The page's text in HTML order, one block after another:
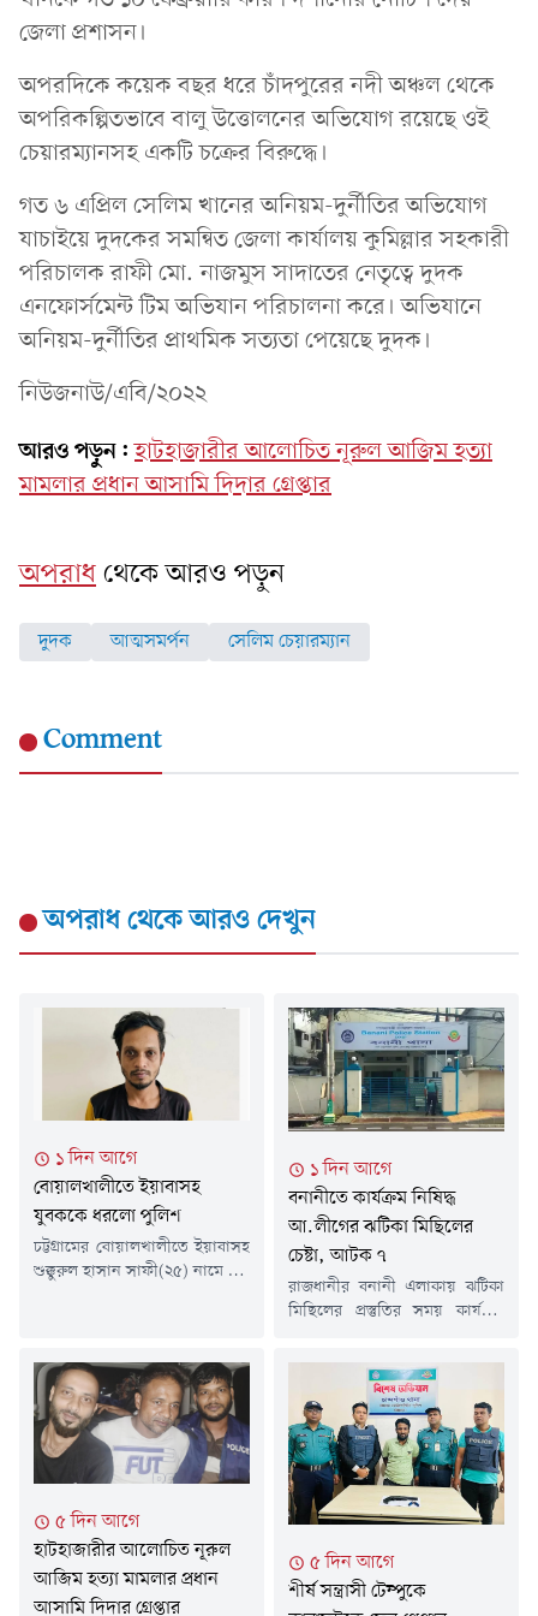
জেলা প্রশাসন।
অপরদিকে কয়েক বছর ধরে চাঁদপুরের নদী অঞ্চল থেকে
অপরিকল্পিতভাবে বালু উত্তোলনের অভিযোগ রয়েছে ওই
চেয়ারম্যানসহ একটি চক্রের বিরুদ্ধে।
গত ৬ এপ্রিল সেলিম খানের অনিয়ম-দুর্নীতির অভিযোগ
যাচাইয়ে দুদকের সমন্বিত জেলা কার্যালয় কুমিল্লার সহকারী
পরিচালক রাফী মো. নাজমুস সাদাতের নেতৃত্বে দুদক
এনফোর্সমেন্ট টিম অভিযান পরিচালনা করে। অভিযানে
অনিয়ম-দুর্নীতির প্রাথমিক সত্যতা পেয়েছে দুদক।
নিউজনাউ/এবি/২০২২
আরও পড়ুন: হাটহাজারীর আলোচিত নূরুল আজিম হত্যা
মামলার প্রধান আসামি দিদার গ্রেপ্তার
অপরাধথেকে আরও পড়ুন
দুদক আত্মসমর্পন সেলিম চেয়ারম্যান
Comment
অপরাধথেকে আরও দেখুন
১ দিন আগে
বোয়ালখালীতে ইয়াবাসহ
যুবককে ধরলো পুলিশ
চট্টগ্রামের বোয়ালখালীতে ইয়াবাসহ
শুক্কুরুল হাসান সাফী(২৫) নামে এক
বাজারে ইয়াবা ট্যাবলেট বিক্রি সময়
তাকে আটক করা হয়।সাফী
সারোয়াতলী ইউনিয়নের ৫ নাম্বার
ওয়ার্ডের বেঙ্গুরা আনু মিয়া পেশকার
বাড়ির হাসান শরীফের ছেলে।
থানার উপপরিদর্শক (এসআই)
নিংওয়াই মারমা জানান, গোপন
সংবাদের ভিত্তিতে...
১ দিন আগে
বনানীতে কার্যক্রম নিষিদ্ধ
আ.লীগের ঝটিকা মিছিলের
চেষ্টা, আটক ৭
রাজধানীর বনানী এলাকায় ঝটিকা
মিছিলের প্রস্তুতির সময় কার্যক্রম
সহযোগী সংগঠনের সাতজনকে
আটক করা হয়েছে।গতকাল
বৃহস্পতিবার দিবাগত রাত সোয়া
১২টার দিকে আর্মি স্টেডিয়ামের
বিপরীত পাশে ঢাকা-ময়মনসিংহ
(আউটগোয়িং) মহাসড়কে অভিযান
চালিয়ে তাদের আটক করা হয়।
আটক ব্যক্তিরা হলেন-মো. আরিফ
(১৯), মো. শাকিল আহমেদ (১৯),
আশিক আহমেদ মোস্তফা (১৯)...
৫ দিন আগে
হাটহাজারীর আলোচিত নূরুল
আজিম হত্যা মামলার প্রধান
আসামি দিদার গ্রেপ্তার
৫ দিন আগে
শীর্ষ সন্ত্রাসী টেম্পুকে